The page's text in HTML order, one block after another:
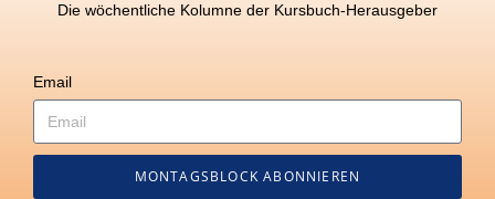
Die wöchentliche Kolumne der Kursbuch-Herausgeber
Email
MONTAGSBLOCK ABONNIEREN